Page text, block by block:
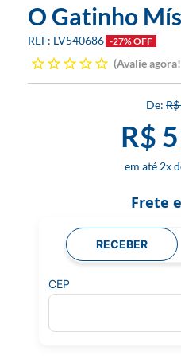
O Gatinho
LV540686 -27% OFF
Avalie agora!
R$
2x
Frete
RECEBER
CEP